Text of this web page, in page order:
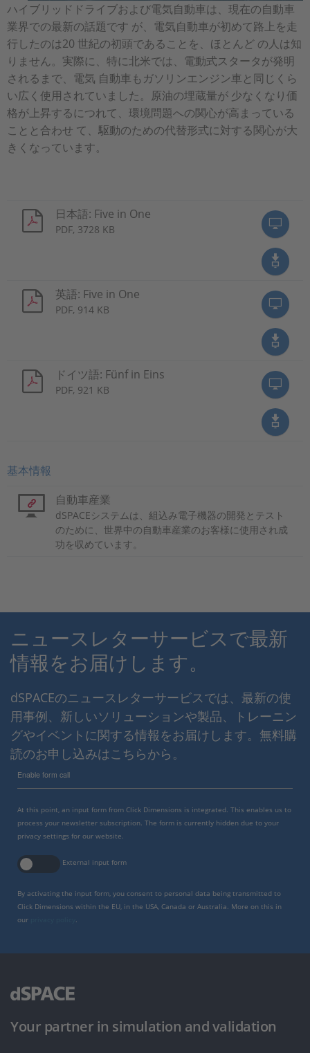
ハイブリッドドライブおよび電気自動車は、現在の自動車
業界での最新の話題です が、電気自動車が初めて路上を走
行したのは20 世紀の初頭であることを、ほとんど の人は知
りません。実際に、特に北米では、電動式スタータが発明
されるまで、電気 自動車もガソリンエンジン車と同じくら
い広く使用されていました。原油の埋蔵量が 少なくなり価
格が上昇するにつれて、環境問題への関心が高まっている
ことと合わせ て、駆動のための代替形式に対する関心が大
きくなっています。
日本語: Five in One
PDF, 3728 KB
英語: Five in One
PDF, 914 KB
ドイツ語: Fünf in Eins
PDF, 921 KB
基本情報
自動車産業
dSPACEシステムは、組込み電子機器の開発とテスト
のために、世界中の自動車産業のお客様に使用され成
功を収めています。
ニュースレターサービスで最新
情報をお届けします。
dSPACEのニュースレターサービスでは、最新の使
用事例、新しいソリューションや製品、トレーニン
グやイベントに関する情報をお届けします。無料購
読のお申し込みはこちらから。
Enable form call
At this point, an input form from Click Dimensions is integrated. This enables us to
process your newsletter subscription. The form is currently hidden due to your
privacy settings for our website.
External input form
By activating the input form, you consent to personal data being transmitted to
Click Dimensions within the EU, in the USA, Canada or Australia. More on this in
our
.
Your partner in simulation and validation